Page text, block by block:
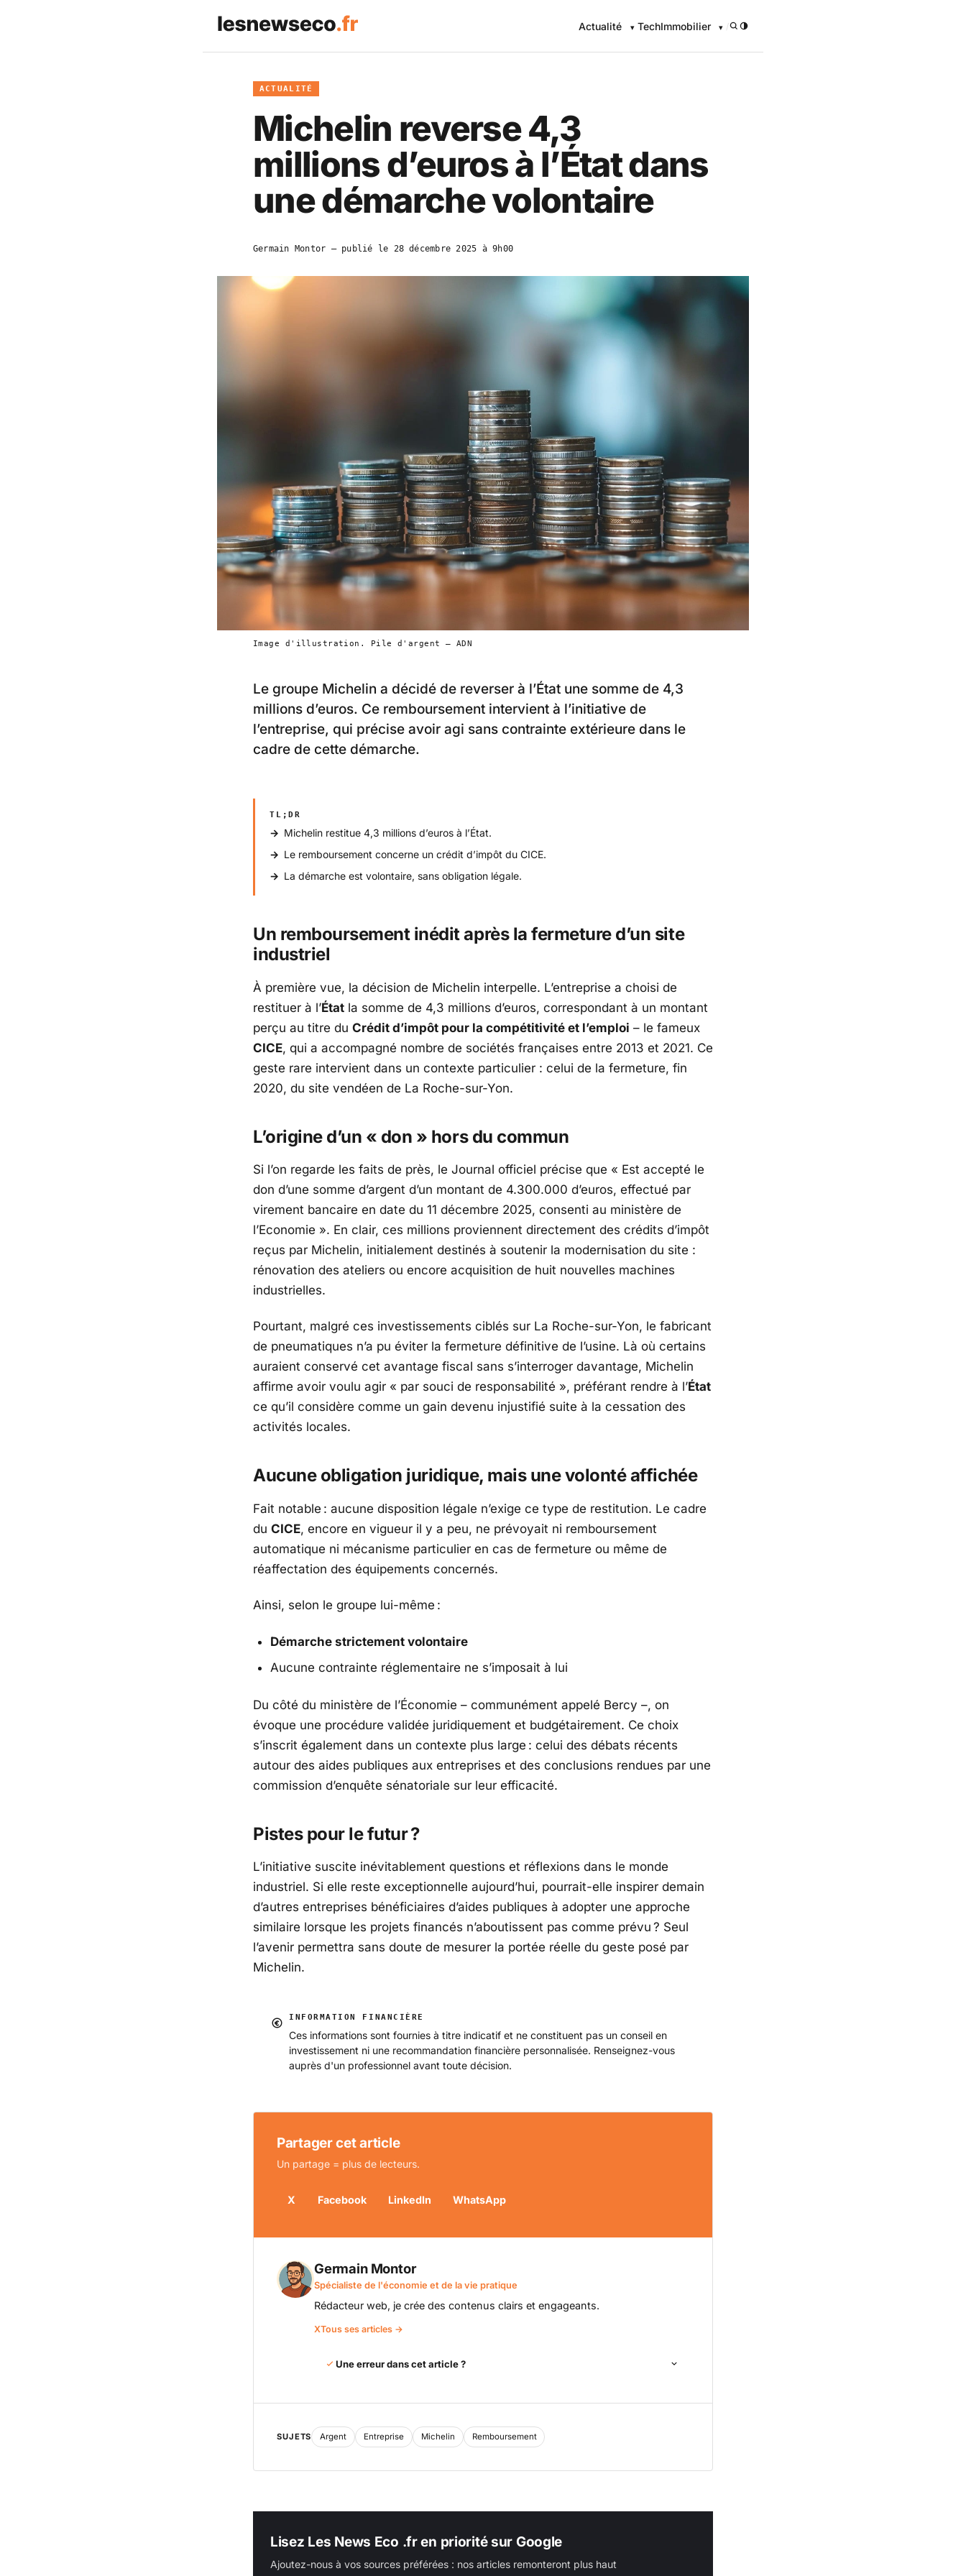
Actualité TechImmobilier /
ACTUALITÉ
Michelin reverse 4,3
millions d’euros à l’État dans
une démarche volontaire
Germain Montor — publié le 28 décembre 2025 à 9h00
Image d'illustration. Pile d'argent — ADN
Le groupe Michelin a décidé de reverser à l’État une somme de 4,3
millions d’euros. Ce remboursement intervient à l’initiative de
l’entreprise, qui précise avoir agi sans contrainte extérieure dans le
cadre de cette démarche.
TL;DR
Michelin restitue 4,3 millions d’euros à l’État.
Le remboursement concerne un crédit d’impôt du CICE.
La démarche est volontaire, sans obligation légale.
Un remboursement inédit après la fermeture d’un site
industriel
À première vue, la décision de Michelin interpelle. L’entreprise a choisi de
restituer à l’État la somme de 4,3 millions d’euros, correspondant à un montant
perçu au titre du Crédit d’impôt pour la compétitivité et l’emploi – le fameux
CICE, qui a accompagné nombre de sociétés françaises entre 2013 et 2021. Ce
geste rare intervient dans un contexte particulier : celui de la fermeture, fin
2020, du site vendéen de La Roche-sur-Yon.
L’origine d’un « don » hors du commun
Si l’on regarde les faits de près, le Journal officiel précise que « Est accepté le
don d’une somme d’argent d’un montant de 4.300.000 d’euros, effectué par
virement bancaire en date du 11 décembre 2025, consenti au ministère de
l’Economie ». En clair, ces millions proviennent directement des crédits d’impôt
reçus par Michelin, initialement destinés à soutenir la modernisation du site :
rénovation des ateliers ou encore acquisition de huit nouvelles machines
industrielles.
Pourtant, malgré ces investissements ciblés sur La Roche-sur-Yon, le fabricant
de pneumatiques n’a pu éviter la fermeture définitive de l’usine. Là où certains
auraient conservé cet avantage fiscal sans s’interroger davantage, Michelin
affirme avoir voulu agir « par souci de responsabilité », préférant rendre à l’État
ce qu’il considère comme un gain devenu injustifié suite à la cessation des
activités locales.
Aucune obligation juridique, mais une volonté affichée
Fait notable : aucune disposition légale n’exige ce type de restitution. Le cadre
du CICE, encore en vigueur il y a peu, ne prévoyait ni remboursement
automatique ni mécanisme particulier en cas de fermeture ou même de
réaffectation des équipements concernés.
Ainsi, selon le groupe lui-même :
Démarche strictement volontaire
Aucune contrainte réglementaire ne s’imposait à lui
Du côté du ministère de l’Économie – communément appelé Bercy –, on
évoque une procédure validée juridiquement et budgétairement. Ce choix
s’inscrit également dans un contexte plus large : celui des débats récents
autour des aides publiques aux entreprises et des conclusions rendues par une
commission d’enquête sénatoriale sur leur efficacité.
Pistes pour le futur ?
L’initiative suscite inévitablement questions et réflexions dans le monde
industriel. Si elle reste exceptionnelle aujourd’hui, pourrait-elle inspirer demain
d’autres entreprises bénéficiaires d’aides publiques à adopter une approche
similaire lorsque les projets financés n’aboutissent pas comme prévu ? Seul
l’avenir permettra sans doute de mesurer la portée réelle du geste posé par
Michelin.
INFORMATION FINANCIÈRE
Ces informations sont fournies à titre indicatif et ne constituent pas un conseil en
investissement ni une recommandation financière personnalisée. Renseignez-vous
auprès d'un professionnel avant toute décision.
Partager cet article
Un partage = plus de lecteurs.
X Facebook LinkedIn WhatsApp
Germain Montor
Spécialiste de l'économie et de la vie pratique
Rédacteur web, je crée des contenus clairs et engageants.
XTous ses articles →
Une erreur dans cet article ?
SUJETS Argent Entreprise Michelin Remboursement
Lisez Les News Eco .fr en priorité sur Google
Ajoutez-nous à vos sources préférées : nos articles remonteront plus haut